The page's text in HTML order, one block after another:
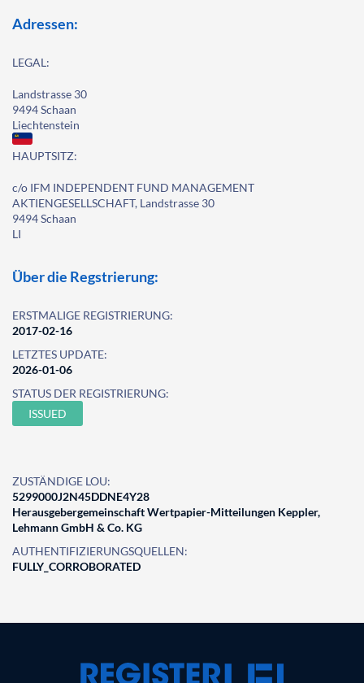
Adressen:
LEGAL:
Landstrasse 30
9494 Schaan
Liechtenstein
HAUPTSITZ:
c/o IFM INDEPENDENT FUND MANAGEMENT
AKTIENGESELLSCHAFT, Landstrasse 30
9494 Schaan
LI
Über die Regstrierung:
ERSTMALIGE REGISTRIERUNG:
2017-02-16
LETZTES UPDATE:
2026-01-06
STATUS DER REGISTRIERUNG:
ISSUED
ZUSTÄNDIGE LOU:
5299000J2N45DDNE4Y28
Herausgebergemeinschaft Wertpapier-Mitteilungen Keppler,
Lehmann GmbH & Co. KG
AUTHENTIFIZIERUNGSQUELLEN:
FULLY_CORROBORATED